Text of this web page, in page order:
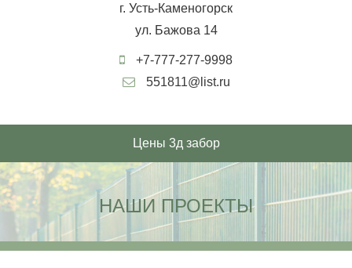
г. Усть-Каменогорск
ул. Бажова 14
+7-777-277-9998
551811@list.ru
Цены 3д забор
НАШИ ПРОЕКТЫ